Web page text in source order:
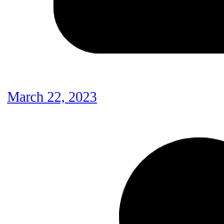
March 22, 2023